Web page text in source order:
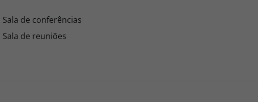
Sala de conferências
Sala de reuniões